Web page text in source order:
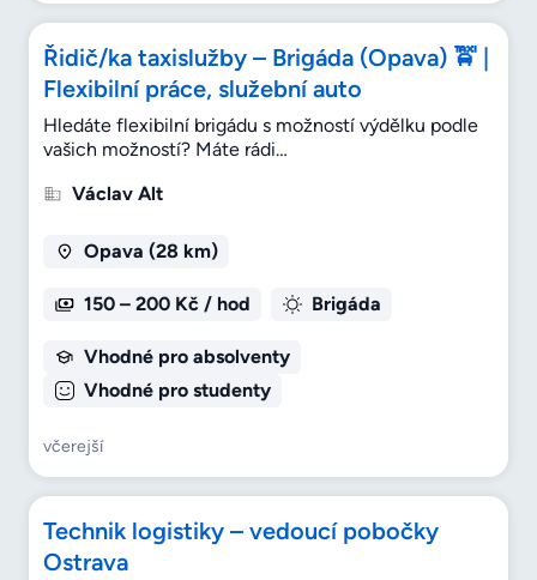
Řidič/ka taxislužby – Brigáda (Opava) 🚖 |
Flexibilní práce, služební auto
Hledáte flexibilní brigádu s možností výdělku podle
vašich možností? Máte rádi…
Václav Alt
Opava (28 km)
150 – 200 Kč / hod Brigáda
Vhodné pro absolventy
Vhodné pro studenty
včerejší
Technik logistiky – vedoucí pobočky
Ostrava